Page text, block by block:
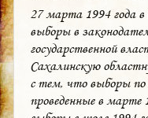
27 марта 1994 года в
выборы в
государственной
Сахалинскую
с тем, что выборы
проведенные в